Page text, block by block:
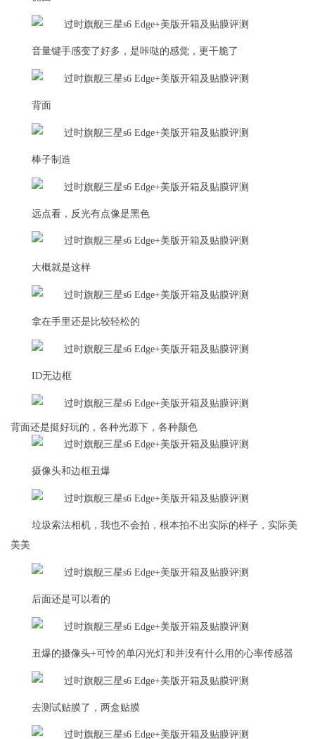
音量键手感变了好多，是咔哒的感觉，更干脆了
背面
棒子制造
远点看，反光有点像是黑色
大概就是这样
拿在手里还是比较轻松的
ID无边框
背面还是挺好玩的，各种光源下，各种颜色
摄像头和边框丑爆
垃圾索法相机，我也不会拍，根本拍不出实际的样子，实际美
美美
后面还是可以看的
丑爆的摄像头+可怜的单闪光灯和并没有什么用的心率传感器
去测试贴膜了，两盒贴膜